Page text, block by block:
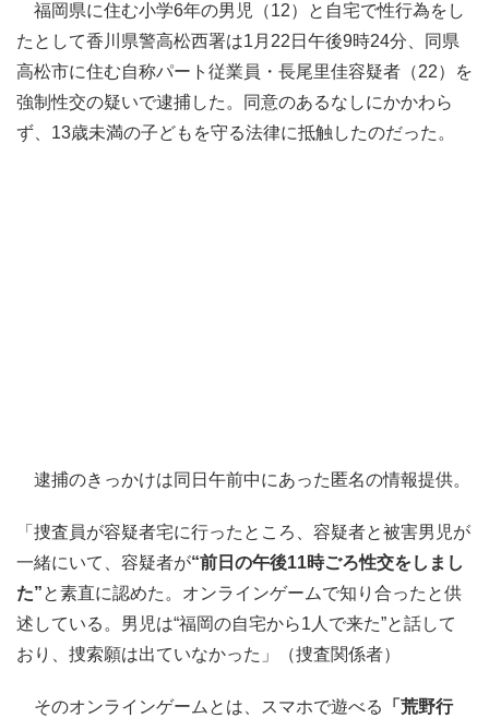
福岡県に住む小学6年の男児（12）と自宅で性行為をし
たとして香川県警高松西署は1月22日午後9時24分、同県
高松市に住む自称パート従業員・長尾里佳容疑者（22）を
強制性交の疑いで逮捕した。同意のあるなしにかかわら
ず、13歳未満の子どもを守る法律に抵触したのだった。
逮捕のきっかけは同日午前中にあった匿名の情報提供。
「捜査員が容疑者宅に行ったところ、容疑者と被害男児が
一緒にいて、容疑者が“前日の午後11時ごろ性交をしまし
た”と素直に認めた。オンラインゲームで知り合ったと供
述している。男児は“福岡の自宅から1人で来た”と話して
おり、捜索願は出ていなかった」（捜査関係者）
そのオンラインゲームとは、スマホで遊べる
「荒野行